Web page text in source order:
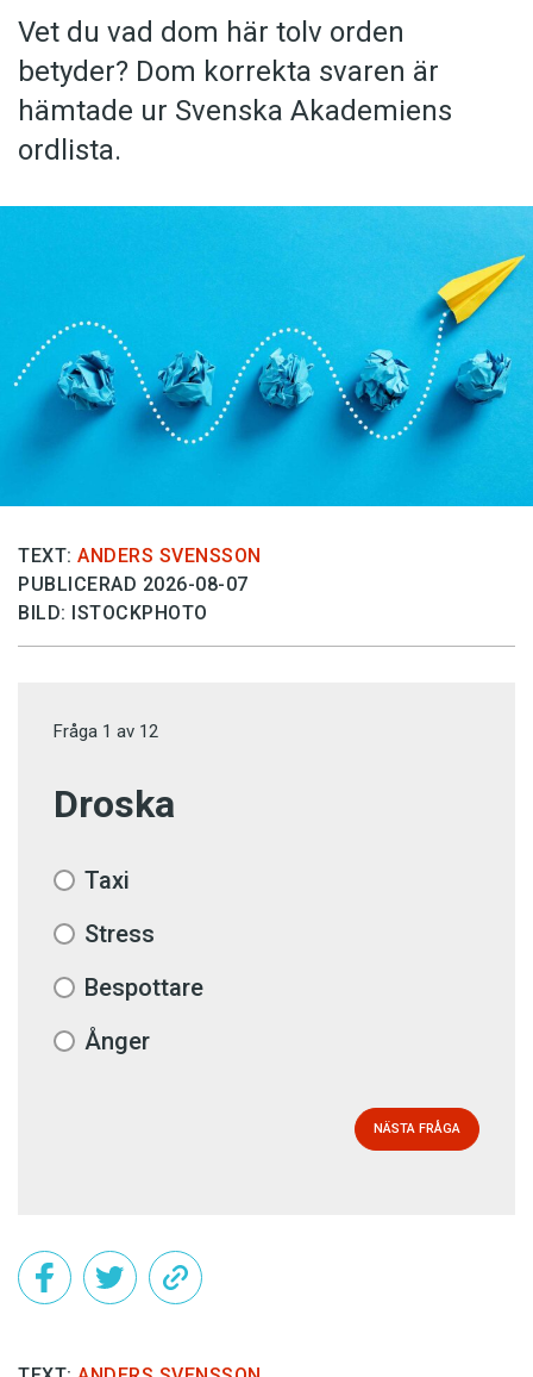
Vet du vad dom här tolv orden
betyder? Dom korrekta svaren är
hämtade ur Svenska Akademiens
ordlista.
TEXT: ANDERS SVENSSON
PUBLICERAD 2026-08-07
BILD: ISTOCKPHOTO
Fråga 1 av 12
Droska
Taxi
Stress
Bespottare
Ånger
NÄSTA FRÅGA